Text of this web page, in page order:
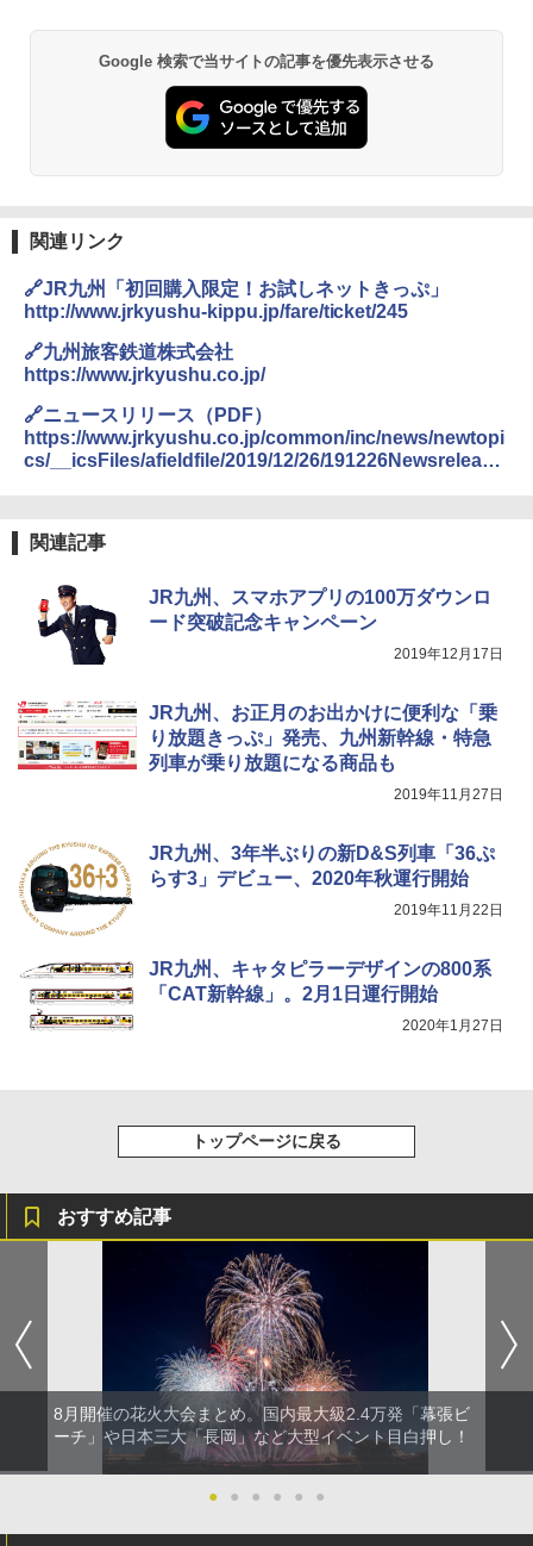
地球の歩き方 スター・ウォーズ
￥2,695
A26 地球の歩き方 チェコ ポーランド スロヴ
ァキア 2026～2027 地球の歩き方A ヨーロッ
￥2,277
￥6,831
PYKES PEAK (パイクスピーク) 着替えテン
ト プライバシー テント 【中が透けない】 1
人用 折りたたみ 防災グッズ 災害用トイレ ビ
易 トイレテント (ブラック)
ENDLESS BASE 《めざましテレビで紹介》
テント ワンタッチ RENEW 幅200 2-3人用 43
￥5,999
[キャンパーズコレクション 山善] 傘みたいに
広げるだけ パッとサッとテント ブラックコ
[キャンパーズコレクション 山善] 傘みたいに
広げるだけ パッとサッとテント キューブワ
ATCW-150B エクルベージュ
￥-
BUNDOK(バンドック)ソロ ドーム 1 EX BDK
レーム ドーム型 テント
付き ヒグマ・イノシシ対策 自治体・教育機
関の購入実績 登山・キャンプ・アウトドア・
送
DEWEL パラソル 大型 ビーチ アウトドアパ
着替えテント トイレテント 透けない【換気
通気窓付き】収納袋付き UVカット 防水 防災
￥3,080
Google 検索で当サイトの記事を優先表示させる
関連リンク
🔗JR九州「初回購入限定！お試しネットきっぷ」
http://www.jrkyushu-kippu.jp/fare/ticket/245
🔗九州旅客鉄道株式会社
https://www.jrkyushu.co.jp/
🔗ニュースリリース（PDF）
https://www.jrkyushu.co.jp/common/inc/news/newtopi
cs/__icsFiles/afieldfile/2019/12/26/191226Newsrelease
関連記事
JR九州、スマホアプリの100万ダウンロ
ード突破記念キャンペーン
2019年12月17日
JR九州、お正月のお出かけに便利な「乗
り放題きっぷ」発売、九州新幹線・特急
列車が乗り放題になる商品も
2019年11月27日
JR九州、3年半ぶりの新D&S列車「36ぷ
らす3」デビュー、2020年秋運行開始
2019年11月22日
JR九州、キャタピラーデザインの800系
「CAT新幹線」。2月1日運行開始
2020年1月27日
トップページに戻る
おすすめ記事
8月開催の花火大会まとめ。国内最大級2.4万発「幕張ビ
ーチ」や日本三大「長岡」など大型イベント目白押し！
● ● ● ● ● ●